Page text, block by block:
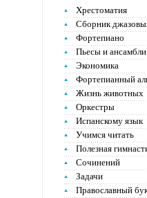
Хрестоматия
Сборник
Фортепиано
Пьесы и ансамбли
Экономика
Фортепианный
Жизнь животных
Оркестры
Испанскому язык
Учимся читать
Полезная
Сочинений
Задачи
Православный